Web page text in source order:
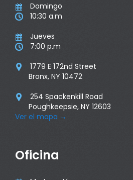
 Domingo
 10:30 a.m
 Jueves
 7:00 p.m

1779 E 172nd Street
Bronx, NY 10472

254 Spackenkill Road
Poughkeepsie, NY 12603
Ver el mapa →
Oficina